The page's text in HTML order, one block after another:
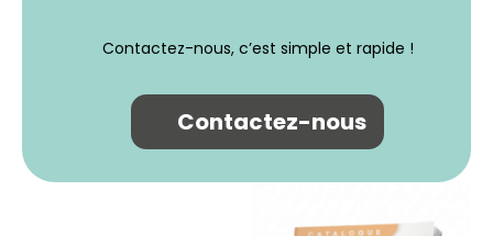
Contactez-nous, c’est simple et rapide !
Contactez-nous